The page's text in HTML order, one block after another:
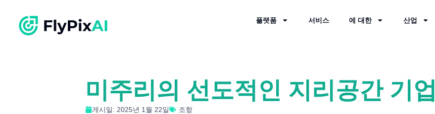
플랫폼 서비스 에 대한 산업
미주리의 선도적인 지리공간 기업
게시일: 2025년 1월 22일 조항